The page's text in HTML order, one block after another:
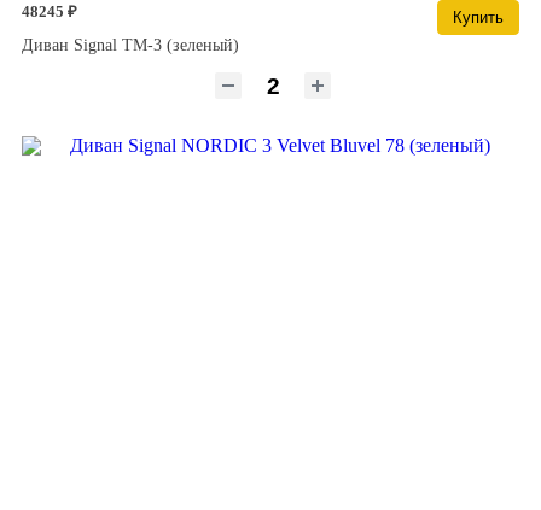
48245 ₽
Купить
Диван Signal TM-3 (зеленый)